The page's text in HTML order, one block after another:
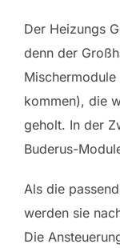
Der Heizungs
denn der
kommen), die
geholt. In der
Buderus-
Als die
werden sie
Die